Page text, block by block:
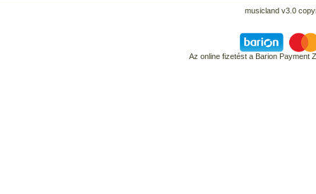
musicland v3.0
Az online fizetést a Barion Payment